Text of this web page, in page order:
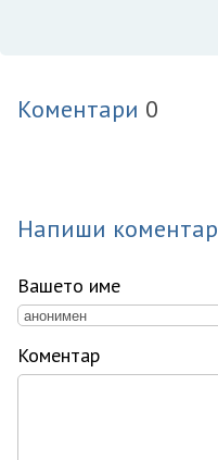
Коментари 0
Напиши коментар
Вашето име
Коментар